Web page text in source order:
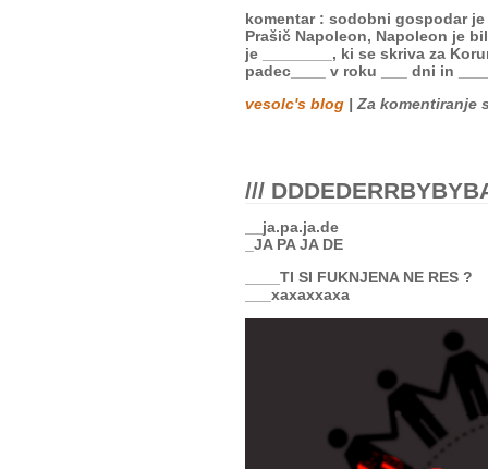
komentar : sodobni gospodar
Prašič Napoleon, Napoleon je
je ________, ki se skriva za
padec____ v roku ___ dni in
vesolc's blog | Za komentiranje
///
__ja.pa.ja.de
_JA PA JA DE
____TI SI FUKNJENA NE RES ?
___xaxaxxaxa